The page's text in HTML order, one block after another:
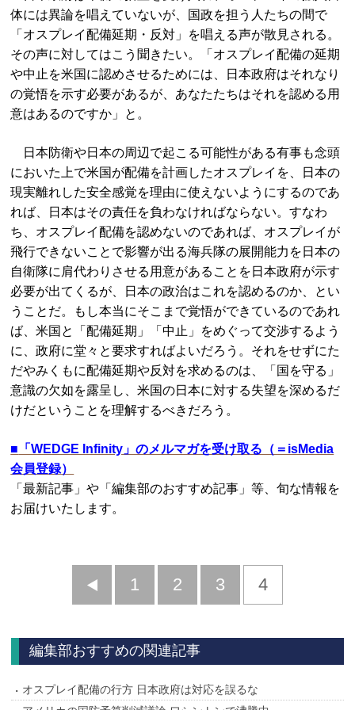
体には異論を唱えていないが、国政を担う人たちの間で
「オスプレイ配備延期・反対」を唱える声が散見される。
その声に対してはこう聞きたい。「オスプレイ配備の延期
や中止を米国に認めさせるためには、日本政府はそれなり
の覚悟を示す必要があるが、あなたたちはそれを認める用
意はあるのですか」と。
日本防衛や日本の周辺で起こる可能性がある有事も念頭
においた上で米国が配備を計画したオスプレイを、日本の
現実離れした安全感覚を理由に使えないようにするのであ
れば、日本はその責任を負わなければならない。すなわ
ち、オスプレイ配備を認めないのであれば、オスプレイが
飛行できないことで影響が出る海兵隊の展開能力を日本の
自衛隊に肩代わりさせる用意があることを日本政府が示す
必要が出てくるが、日本の政治はこれを認めるのか、とい
うことだ。もし本当にそこまで覚悟ができているのであれ
ば、米国と「配備延期」「中止」をめぐって交渉するよう
に、政府に堂々と要求すればよいだろう。それをせずにた
だやみくもに配備延期や反対を求めるのは、「国を守る」
意識の欠如を露呈し、米国の日本に対する失望を深めるだ
けだということを理解するべきだろう。
■ 「WEDGE Infinity」のメルマガを受け取る（＝isMedia
会員登録）
「最新記事」や「編集部のおすすめ記事」等、旬な情報を
お届けいたします。
前
1 2 3 4
編集部おすすめの関連記事
オスプレイ配備の行方 日本政府は対応を誤るな